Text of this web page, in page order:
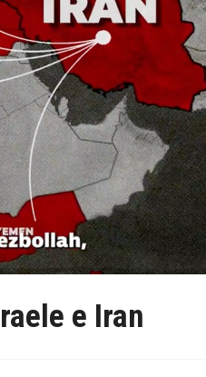
e Iran